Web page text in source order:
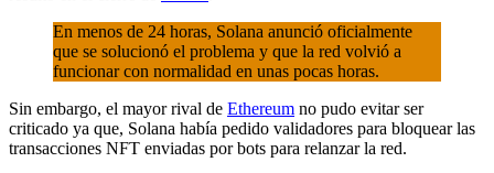
En menos de 24 horas, Solana anunció oficialmente
que se solucionó el problema y que la red volvió a
funcionar con normalidad en unas pocas horas.
Sin embargo, el mayor rival de Ethereum no pudo evitar ser
criticado ya que, Solana había pedido validadores para bloquear las
transacciones NFT enviadas por bots para relanzar la red.